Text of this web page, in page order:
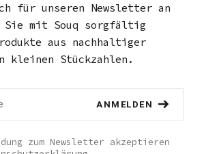
für unseren Newsletter an
Sie mit Souq sorgfältig
aus nachhaltiger
kleinen Stückzahlen.
ANMELDEN
zum Newsletter akzeptieren